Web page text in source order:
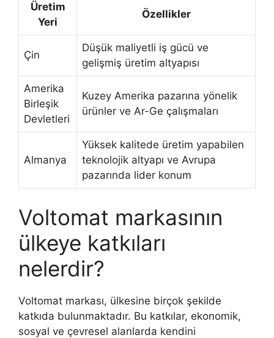
Üretim
Yeri
Özellikler
Çin
Düşük maliyetli iş gücü ve
gelişmiş üretim altyapısı
Amerika
Birleşik
Devletleri
Kuzey Amerika pazarına yönelik
ürünler ve Ar-Ge çalışmaları
Almanya
Yüksek kalitede üretim yapabilen
teknolojik altyapı ve Avrupa
pazarında lider konum
Voltomat markasının
ülkeye katkıları
nelerdir?
Voltomat markası, ülkesine birçok şekilde
katkıda bulunmaktadır. Bu katkılar, ekonomik,
sosyal ve çevresel alanlarda kendini